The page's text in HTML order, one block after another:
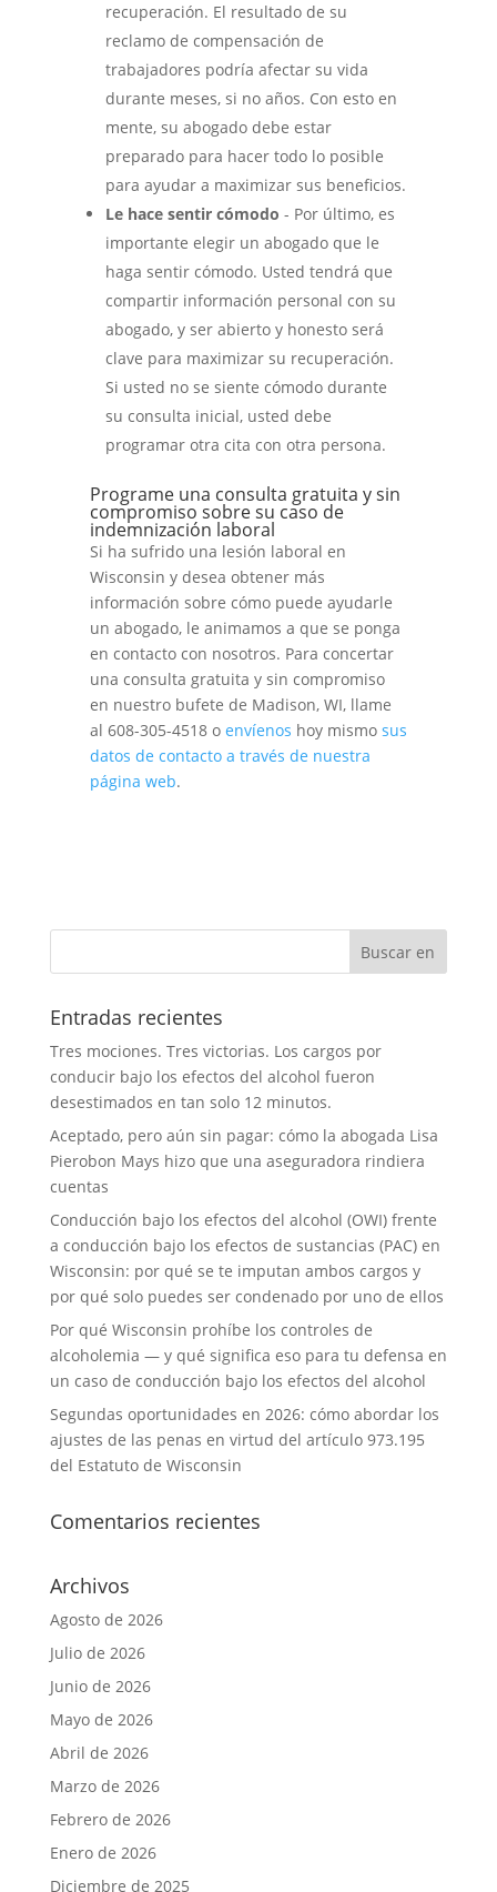
recuperación. El resultado de su
reclamo de compensación de
trabajadores podría afectar su vida
durante meses, si no años. Con esto en
mente, su abogado debe estar
preparado para hacer todo lo posible
para ayudar a maximizar sus beneficios.
Le hace sentir cómodo - Por último, es
importante elegir un abogado que le
haga sentir cómodo. Usted tendrá que
compartir información personal con su
abogado, y ser abierto y honesto será
clave para maximizar su recuperación.
Si usted no se siente cómodo durante
su consulta inicial, usted debe
programar otra cita con otra persona.
Programe una consulta gratuita y sin
compromiso sobre su caso de
indemnización laboral
Si ha sufrido una lesión laboral en
Wisconsin y desea obtener más
información sobre cómo puede ayudarle
un abogado, le animamos a que se ponga
en contacto con nosotros. Para concertar
una consulta gratuita y sin compromiso
en nuestro bufete de Madison, WI, llame
al 608-305-4518 o envíenos hoy mismo sus
datos de contacto a través de nuestra
página web.
Entradas recientes
Tres mociones. Tres victorias. Los cargos por
conducir bajo los efectos del alcohol fueron
desestimados en tan solo 12 minutos.
Aceptado, pero aún sin pagar: cómo la abogada Lisa
Pierobon Mays hizo que una aseguradora rindiera
cuentas
Conducción bajo los efectos del alcohol (OWI) frente
a conducción bajo los efectos de sustancias (PAC) en
Wisconsin: por qué se te imputan ambos cargos y
por qué solo puedes ser condenado por uno de ellos
Por qué Wisconsin prohíbe los controles de
alcoholemia — y qué significa eso para tu defensa en
un caso de conducción bajo los efectos del alcohol
Segundas oportunidades en 2026: cómo abordar los
ajustes de las penas en virtud del artículo 973.195
del Estatuto de Wisconsin
Comentarios recientes
Archivos
Agosto de 2026
Julio de 2026
Junio de 2026
Mayo de 2026
Abril de 2026
Marzo de 2026
Febrero de 2026
Enero de 2026
Diciembre de 2025